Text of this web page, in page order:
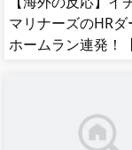
マリナーズのHR
ホームラン連発！